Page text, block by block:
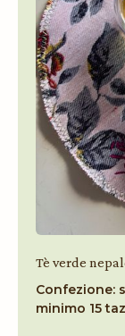
Tè verde
Confezione:
minimo 15